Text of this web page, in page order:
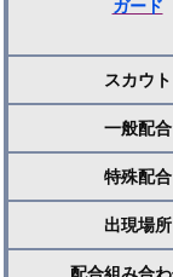
ガード
スカウト
一般配合
特殊配合
出現場所